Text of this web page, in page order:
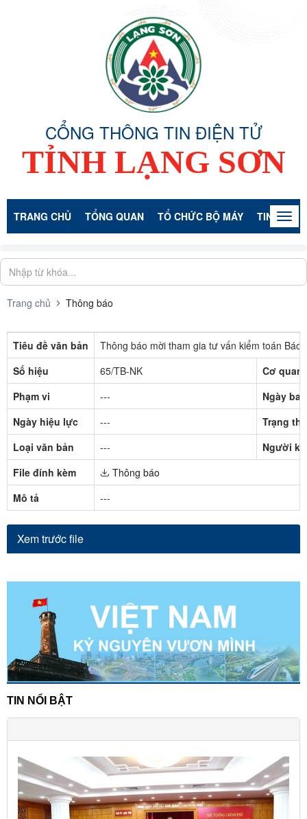
CỔNG THÔNG TIN ĐIỆN TỬ
TỈNH LẠNG SƠN
TRANG CHỦ TỔNG QUAN TỔ CHỨC BỘ MÁY TIN TỨC -
Trang chủ Thông báo
Tiêu đề văn bản
Thông báo mời tham gia tư vấn kiểm toán
Số hiệu
65/TB-NK
Cơ quan
Phạm vi
---
Ngày
Ngày hiệu lực
---
Trạng
Loại văn bản
---
Người ký
File đính kèm
Thông báo
Mô tả
---
Xem trước file
TIN NỔI BẬT